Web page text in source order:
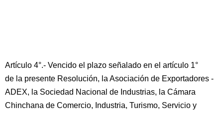
Artículo 4°.- Vencido el plazo señalado en el artículo 1°
de la presente Resolución, la Asociación de Exportadores -
ADEX, la Sociedad Nacional de Industrias, la Cámara
Chinchana de Comercio, Industria, Turismo, Servicio y